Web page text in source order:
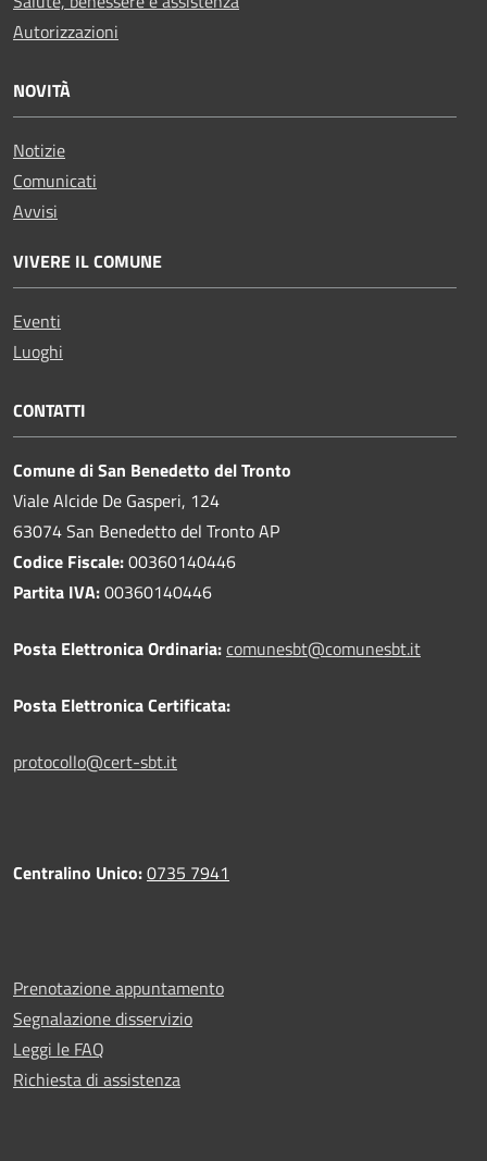
Autorizzazioni
NOVITÀ
Notizie
Comunicati
Avvisi
VIVERE IL COMUNE
Eventi
Luoghi
CONTATTI
Comune di San Benedetto del Tronto
Viale Alcide De Gasperi, 124
63074 San Benedetto del Tronto AP
Codice Fiscale:00360140446
Partita IVA:00360140446
Posta Elettronica Ordinaria:comunesbt@comunesbt.it
Posta Elettronica Certificata:
protocollo@cert-sbt.it
Centralino Unico:0735 7941
Prenotazione appuntamento
Segnalazione disservizio
Leggi le FAQ
Richiesta di assistenza